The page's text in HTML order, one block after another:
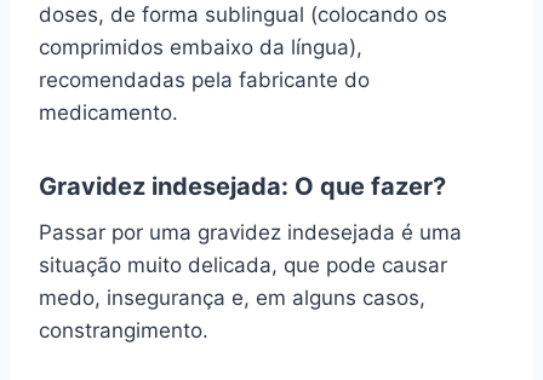
doses, de forma sublingual (colocando os
comprimidos embaixo da língua),
recomendadas pela fabricante do
medicamento.
Gravidez indesejada: O que fazer?
Passar por uma gravidez indesejada é uma
situação muito delicada, que pode causar
medo, insegurança e, em alguns casos,
constrangimento.